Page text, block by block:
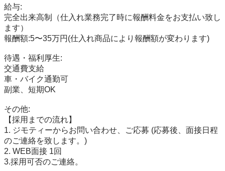
給与:
完全出来高制（仕入れ業務完了時に報酬料金をお支払い致し
ます）
報酬額:5〜35万円(仕入れ商品により報酬額が変わります)
待遇・福利厚生:
交通費支給
車・バイク通勤可
副業、短期OK
その他:
【採用までの流れ】
1. ジモティーからお問い合わせ、ご応募 (応募後、面接日程
のご連絡を致します。)
2. WEB面接 1回
3.採用可否のご連絡。